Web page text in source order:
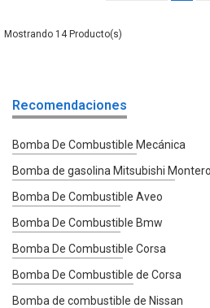
14
Recomendaciones
Bomba De Combustible Mecánica
Bomba de gasolina Mitsubishi
Bomba De Combustible Aveo
Bomba De Combustible Bmw
Bomba De Combustible Corsa
Bomba De Combustible de Corsa
Bomba de combustible de Nissan